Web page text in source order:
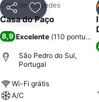
PartilharAdicionar
Casa de hóspedes
Casa do Paço
8,9 Excelente (110
São Pedro do Sul,
Portugal
Wi-Fi grátis
A/C